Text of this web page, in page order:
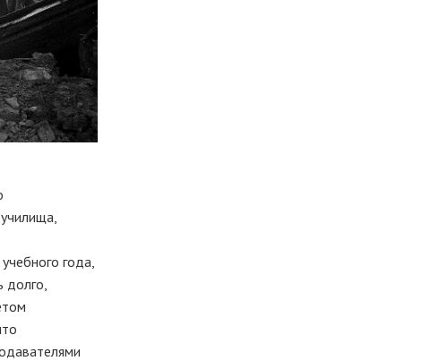
года,
долго,